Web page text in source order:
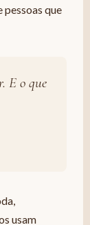
pessoas que
E o que
usam